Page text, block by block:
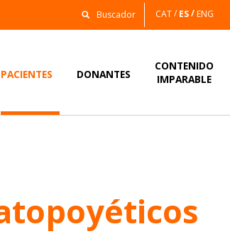
CAT ES ENG
PACIENTES DONANTES
CONTENIDO
IMPARABLE